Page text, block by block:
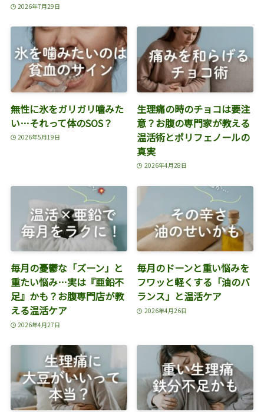
2026年7月29日
無性に氷をガリガリ噛みた
い…それって体のSOS？
2026年5月19日
生理痛の時のチョコは要注
意？お腹の専門家が教える
温活術とポリフェノールの
真実
2026年4月28日
毎月の憂鬱な「ズーン」と
重たい悩み…実は『亜鉛不
足』かも？お腹専門店が教
える温活ケア
2026年4月27日
毎月のドーンと重い悩みを
フワッと軽くする「油のバ
ランス」と温活ケア
2026年4月26日